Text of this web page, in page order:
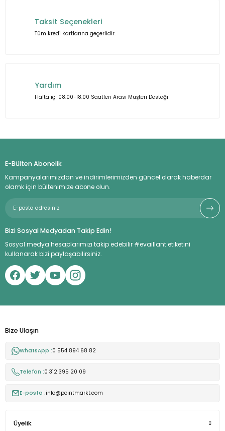
Taksit Seçenekleri
Tüm kredi kartlarına geçerlidir.
Yardım
Hafta içi 08.00-18.00 Saatleri Arası Müşteri Desteği
E-Bülten Abonelik
Kampanyalarımızdan ve indirimlerimizden güncel olarak haberdar
olamk için bültenimize abone olun.
Bizi Sosyal Medyadan Takip Edin!
Sosyal medya hesaplarımızı takip edebilir #evaillant etiketini
kullanarak bizi paylaşabilirsiniz.
Üyelik
Bize Ulaşın
WhatsApp :0 554 894 68 82
Telefon :0 312 395 20 09
E-posta :info@pointmarkt.com